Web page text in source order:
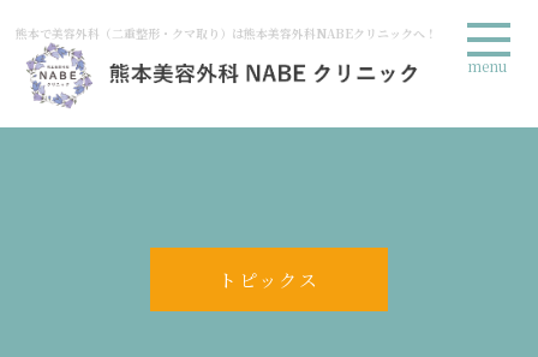
熊本で美容外科（二重整形・クマ取り）は熊本美容外科NABEクリニックへ！
トピックス
menu